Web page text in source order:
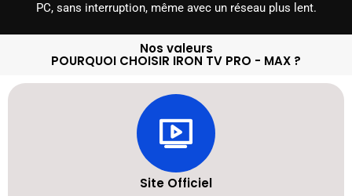
PC, sans interruption, même avec un réseau plus lent.
Nos valeurs
POURQUOI CHOISIR IRON TV PRO - MAX ?
Site Officiel